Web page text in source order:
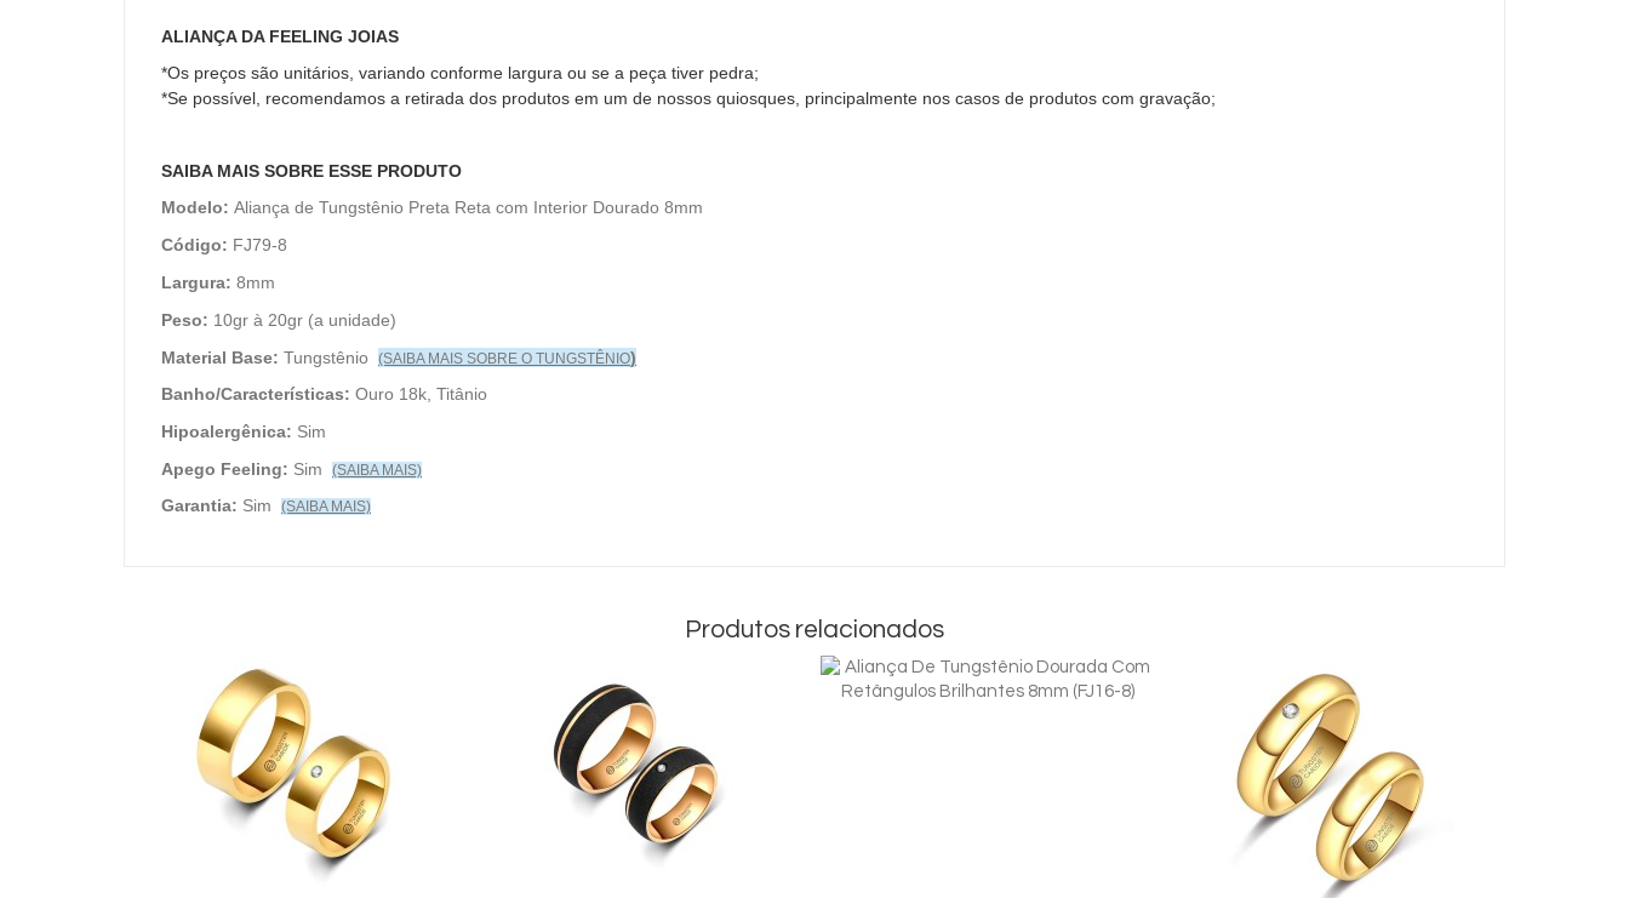
ALIANÇA DA FEELING JOIAS
*Os preços são unitários, variando conforme largura ou se a peça tiver pedra;
*Se possível, recomendamos a retirada dos produtos em um de nossos quiosques, principalmente nos casos de produtos com gravação;
SAIBA MAIS SOBRE ESSE PRODUTO
Modelo: Aliança de Tungstênio Preta Reta com Interior Dourado 8mm
Código: FJ79-8
Largura: 8mm
Peso: 10gr à 20gr (a unidade)
Material Base: Tungstênio (SAIBA MAIS SOBRE O TUNGSTÊNIO)
Banho/Características: Ouro 18k, Titânio
Hipoalergênica: Sim
Apego Feeling: Sim (SAIBA MAIS)
Garantia: Sim (SAIBA MAIS)
Produtos relacionados